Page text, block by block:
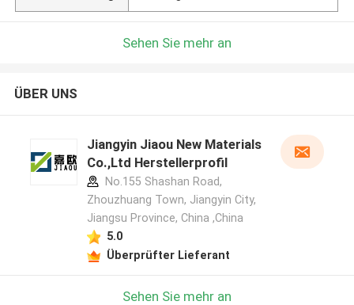
Sehen Sie mehr an
ÜBER UNS
Jiangyin Jiaou New Materials
Co.,Ltd Herstellerprofil
No.155 Shashan Road,
Zhouzhuang Town, Jiangyin City,
Jiangsu Province, China ,China
5.0
Überprüfter Lieferant
Sehen Sie mehr an